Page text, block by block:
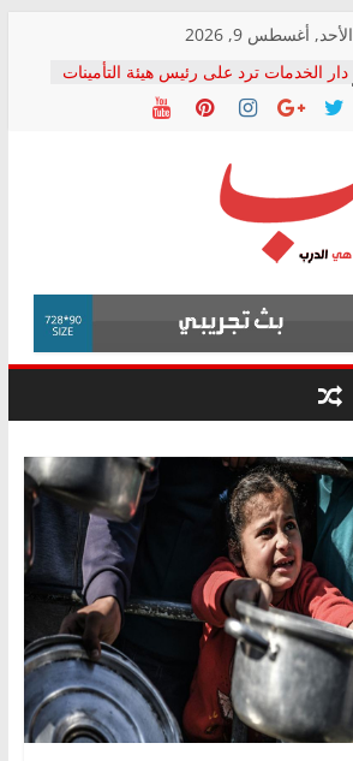
الأحد, أغسطس 9, 2026
دار الخدمات ترد على رئيس هيئة التأمينات
بعد مؤتمره الصحفي: إنكار الأزمة لا ينهي
معاناة أصحاب المعاشات.. ونطالب بكشف
فرحات سليمان يكتب: القطاع الصحي إلى
أين؟
حزب التحالف الشعبي يطلق لجنة “الحق
في الصحة” بالإسكندرية لرصد الانتهاكات
ودعم المرضى
الوزاري لمدينة الصحفيين.. وانتهاء أعمال
إنشاء المبنى الإداري
المجلس القومي لحقوق الإنسان يعلن
متابعة قضية الدكتور محمد زهران.. ويؤكد:
قرينة البراءة وضمانات المحاكمة العادلة